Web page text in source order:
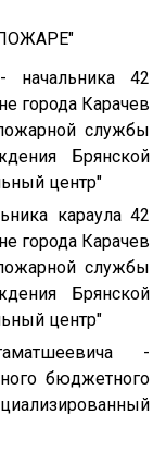
начальника 42
города Карачев
службы
Брянской
центр"
караула 42
города Карачев
службы
Брянской
центр"
-
бюджетного